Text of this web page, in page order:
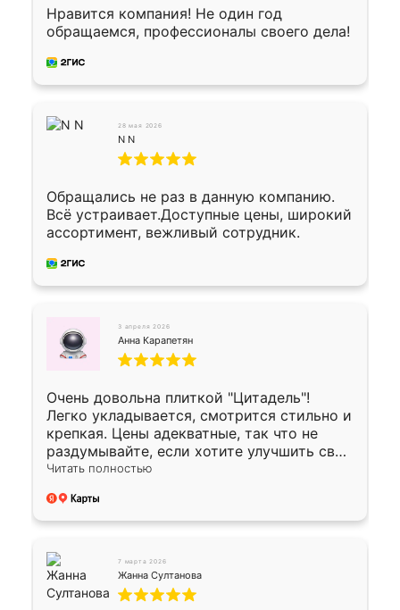
Осталось дело за малым-монтировать)))
Подарили два больших вазона трапеция
из архитектурного бетона-красота.
Нравится компания! Не один год
обращаемся, профессионалы своего дела!
28 мая 2026
N N
Обращались не раз в данную компанию.
Всё устраивает.Доступные цены, широкий
ассортимент, вежливый сотрудник.
3 апреля 2026
Анна Карапетян
Очень довольна плиткой "Цитадель"!
Легко укладывается, смотрится стильно и
крепкая. Цены адекватные, так что не
раздумывайте, если хотите улучшить свой
двор!
Читать полностью
7 марта 2026
Жанна Султанова